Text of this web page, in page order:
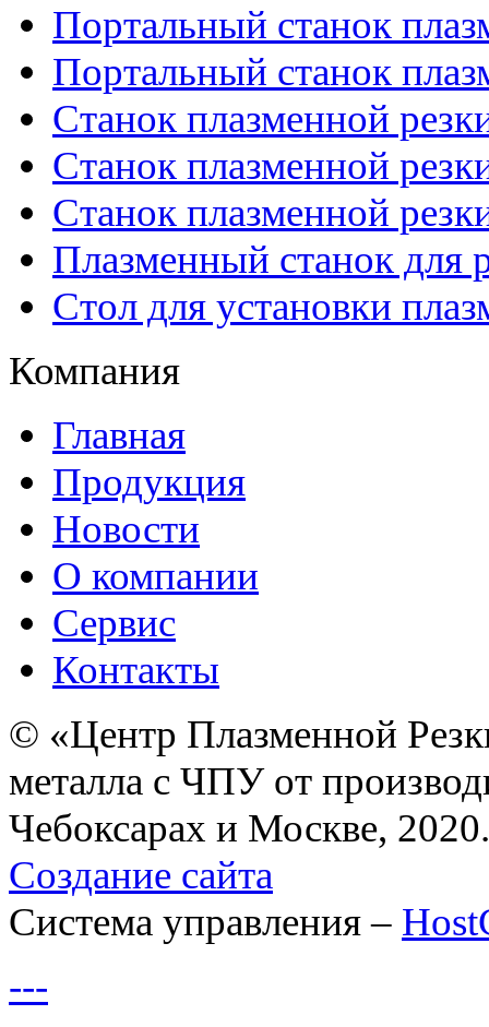
Портальный станок
Портальный станок
Станок плазменной
Станок плазменной
Станок плазменной
Плазменный станок для
Стол для установки
Компания
Главная
Продукция
Новости
О компании
Сервис
Контакты
© «Центр Плазменной
металла с ЧПУ от
Чебоксарах и Москве, 2020.
Создание сайта
Система управления –
---